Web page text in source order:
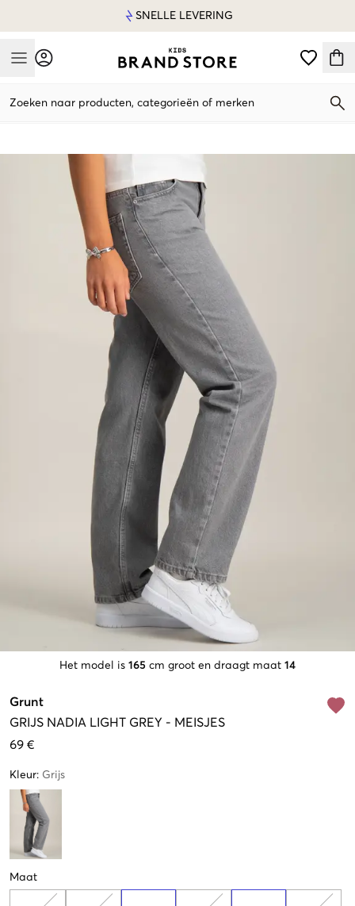
SNELLE LEVERING
Mobile Menu
Zoeken naar producten, categorieën of merken
Het model is 165 cm groot en draagt maat 14
Grunt
GRIJS NADIA LIGHT GREY - MEISJES
69 €
Kleur: Grijs
Maat